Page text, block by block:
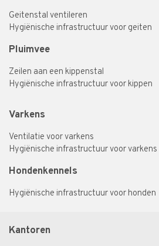
Geitenstal ventileren
Hygiënische infrastructuur voor geiten
Pluimvee
Zeilen aan een kippenstal
Hygiënische infrastructuur voor kippen
Varkens
Ventilatie voor varkens
Hygiënische infrastructuur voor varkens
Hondenkennels
Hygiënische infrastructuur voor honden
Kantoren